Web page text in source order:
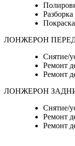
ЛОНЖЕРОН
Снятие/
Ремонт
Ремонт
ЛОНЖЕРОН
Снятие/
Ремонт
Ремонт